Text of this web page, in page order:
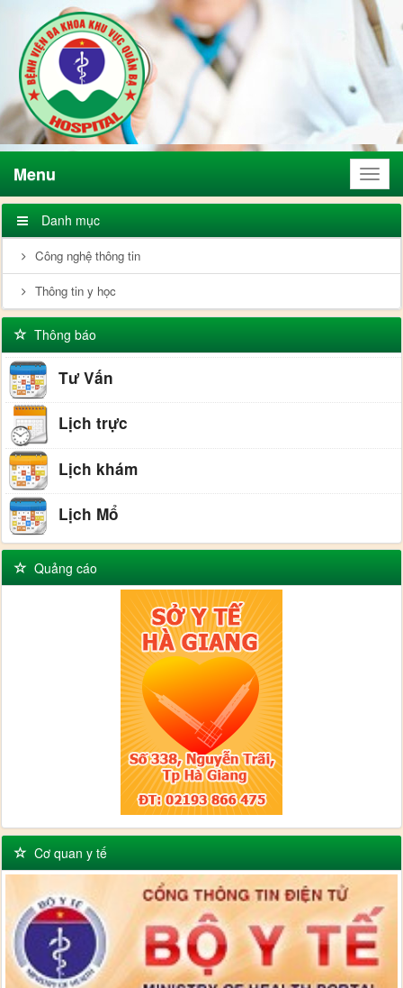
Menu
Menu
Danh mục
Công nghệ thông tin
Thông tin y học
Thông báo
Tư Vấn
Lịch trực
Lịch khám
Lịch Mổ
Quảng cáo
Cơ quan y tế